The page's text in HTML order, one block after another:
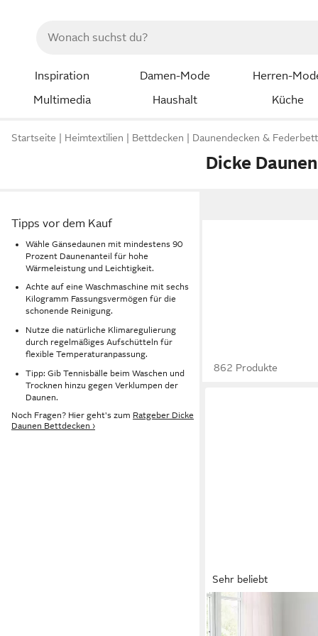
Inspiration Damen-Mode Herren-
Multimedia
Haushalt Küche
Startseite Heimtextilien Bettdecken Daunendecken &
Dicke
Tipps vor dem Kauf
Wähle Gänsedaunen mit mindestens 90
Prozent Daunenanteil für hohe
Wärmeleistung und Leichtigkeit.
Achte auf eine Waschmaschine mit sechs
Kilogramm Fassungsvermögen für die
schonende Reinigung.
Nutze die natürliche Klimaregulierung
durch regelmäßiges Aufschütteln für
flexible Temperaturanpassung.
Tipp: Gib Tennisbälle beim Waschen und
Trocknen hinzu gegen Verklumpen der
Daunen.
Noch Fragen? Hier geht's zum Ratgeber Dicke
Daunen Bettdecken ›
862 Produkte
Sehr beliebt
SPESSARTTRAUM
Daunenbettdecke